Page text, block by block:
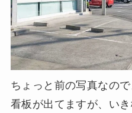
ちょっと前の写真なの
看板が出てますが、い